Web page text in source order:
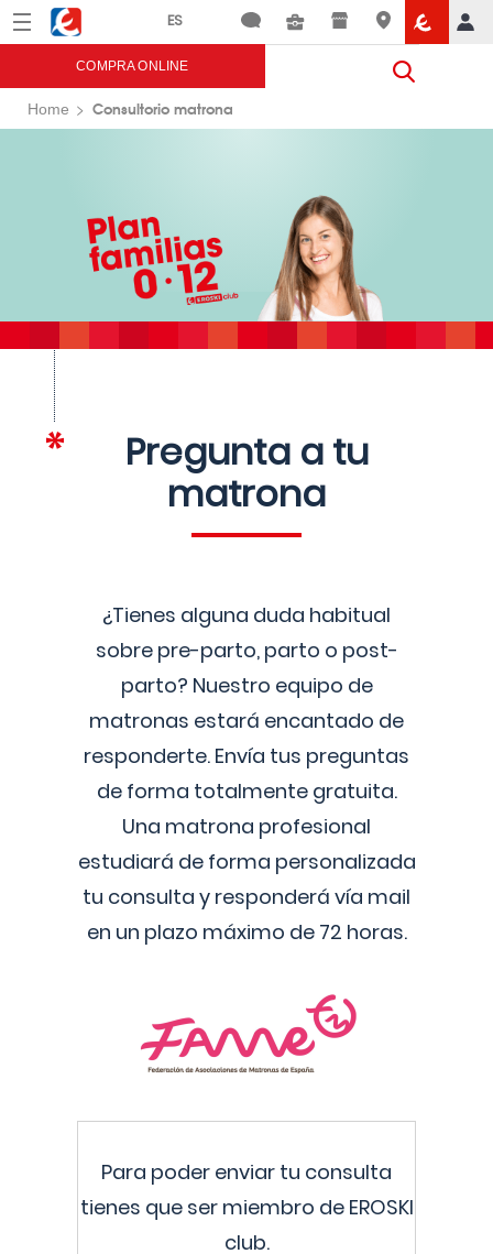
Menú Eroski
COMPRA ONLINE
Home Consultorio matrona
Pregunta a tu
matrona
¿Tienes alguna duda habitual
sobre pre-parto, parto o post-
parto? Nuestro equipo de
matronas estará encantado de
responderte. Envía tus preguntas
de forma totalmente gratuita.
Una matrona profesional
estudiará de forma personalizada
tu consulta y responderá vía mail
en un plazo máximo de 72 horas.
Para poder enviar tu consulta
tienes que ser miembro de EROSKI
club.